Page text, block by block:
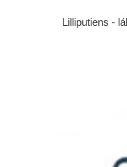
Lilliputiens -